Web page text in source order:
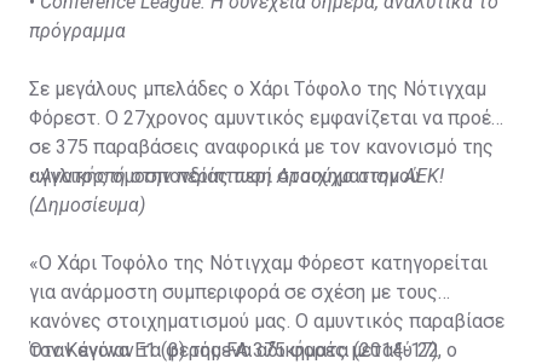
πρόγραμμα
Σε μεγάλους μπελάδες ο Χάρι Τόφολο της Νότιγχαμ
Φόρεστ. Ο 27χρονος αμυντικός εμφανίζεται να προέβη
σε 375 παραβάσεις αναφορικά με τον κανονισμό της
αγγλικής ομοσπονδίας περί στοιχηματισμού.
•Ανατροπή στην περίπτωση Αραούχο στην ΑΕΚ!
(Δημοσίευμα)
«Ο Χάρι Τοφόλο της Νότιγχαμ Φόρεστ κατηγορείται
για ανάρμοστη συμπεριφορά σε σχέση με τους
κανόνες στοιχηματισμού μας. Ο αμυντικός παραβίασε
τον Κανόνα Ε1 (β) της FA 375 φορές μεταξύ 22
Όταν έγιναν τα φερόμενα αδικήματα (2014-17), ο